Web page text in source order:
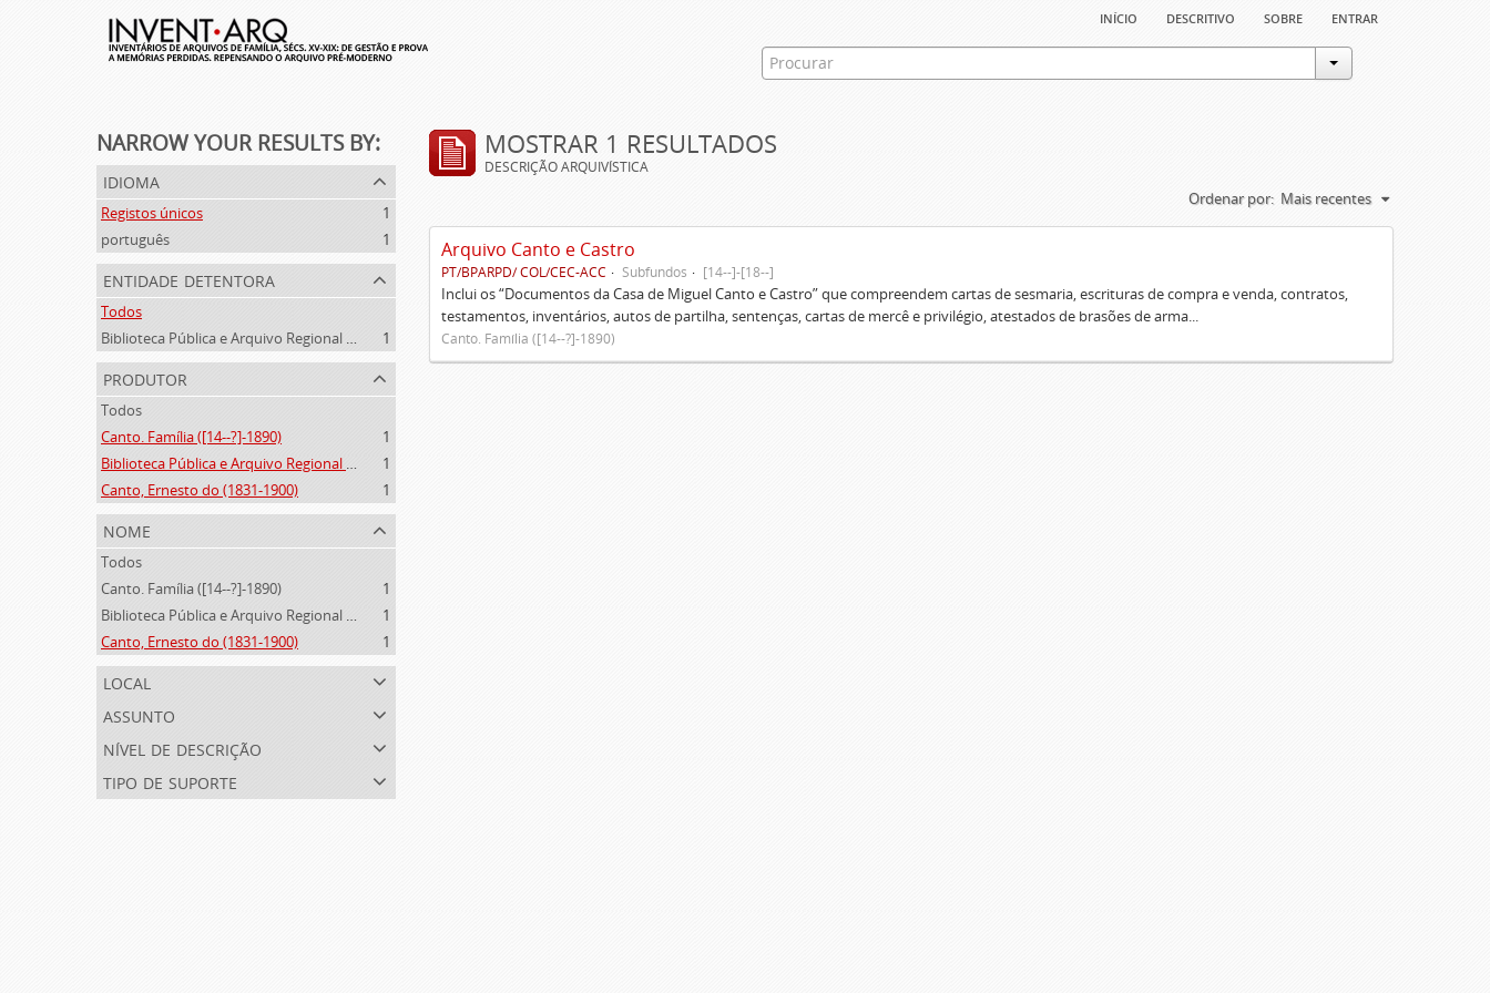
início descritivo sobre entrar
NARROW YOUR RESULTS BY:
idioma
Registos únicos
1
português
1
entidade detentora
Todos
Biblioteca Pública e Arquivo Regional de Ponta Delgada
1
produtor
Todos
Canto. Família ([14--?]-1890)
1
Biblioteca Pública e Arquivo Regional de Ponta Delgada (1841- )
1
Canto, Ernesto do (1831-1900)
1
nome
Todos
Canto. Família ([14--?]-1890)
1
Biblioteca Pública e Arquivo Regional de Ponta Delgada (1841- )
1
Canto, Ernesto do (1831-1900)
1
local
assunto
nível de descrição
tipo de suporte
MOSTRAR 1 RESULTADOS
DESCRIÇÃO ARQUIVÍSTICA
Ordenar por: Mais recentes
Arquivo Canto e Castro
PT/BPARPD/ COL/CEC-ACC Subfundos [14--]-[18--]
Inclui os “Documentos da Casa de Miguel Canto e Castro” que compreendem cartas de sesmaria, escrituras de compra e venda, contratos,
testamentos, inventários, autos de partilha, sentenças, cartas de mercê e privilégio, atestados de brasões de arma...
Canto. Família ([14--?]-1890)